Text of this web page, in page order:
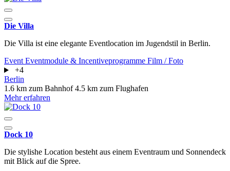
Die Villa
Die Villa ist eine elegante Eventlocation im Jugendstil in Berlin.
Event Eventmodule & Incentiveprogramme Film / Foto
+4
Berlin
1.6 km zum Bahnhof4.5 km zum Flughafen
Mehr erfahren
Dock 10
Die stylishe Location besteht aus einem Eventraum und Sonnendeck
mit Blick auf die Spree.